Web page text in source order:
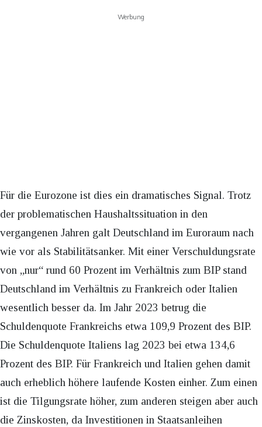
Werbung
Für die Eurozone ist dies ein dramatisches Signal. Trotz
der problematischen Haushaltssituation in den
vergangenen Jahren galt Deutschland im Euroraum nach
wie vor als Stabilitätsanker. Mit einer Verschuldungsrate
von „nur“ rund 60 Prozent im Verhältnis zum BIP stand
Deutschland im Verhältnis zu Frankreich oder Italien
wesentlich besser da. Im Jahr 2023 betrug die
Schuldenquote Frankreichs etwa 109,9 Prozent des BIP.
Die Schuldenquote Italiens lag 2023 bei etwa 134,6
Prozent des BIP. Für Frankreich und Italien gehen damit
auch erheblich höhere laufende Kosten einher. Zum einen
ist die Tilgungsrate höher, zum anderen steigen aber auch
die Zinskosten, da Investitionen in Staatsanleihen